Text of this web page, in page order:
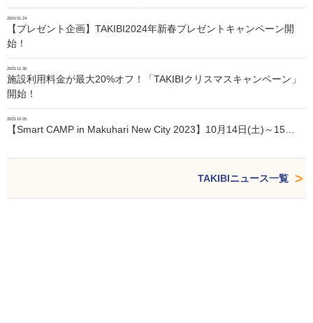
2024.01.24
【プレゼント企画】TAKIBI2024年新春プレゼントキャンペーン開
始！
2023.11.30
施設利用料金が最大20%オフ！「TAKIBIクリスマスキャンペーン」
開始！
2023.10.05
【Smart CAMP in Makuhari New City 2023】10月14日(土)～15…
TAKIBIニュース一覧